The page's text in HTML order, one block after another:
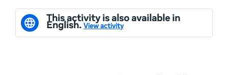
This activity is also available in
English. View activity